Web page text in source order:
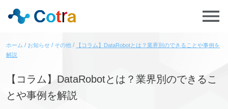
ホーム お知らせ その他
【コラム】DataRobotとは？業界別のできることや事例を
解説
【コラム】DataRobotとは？業界別のできるこ
とや事例を解説